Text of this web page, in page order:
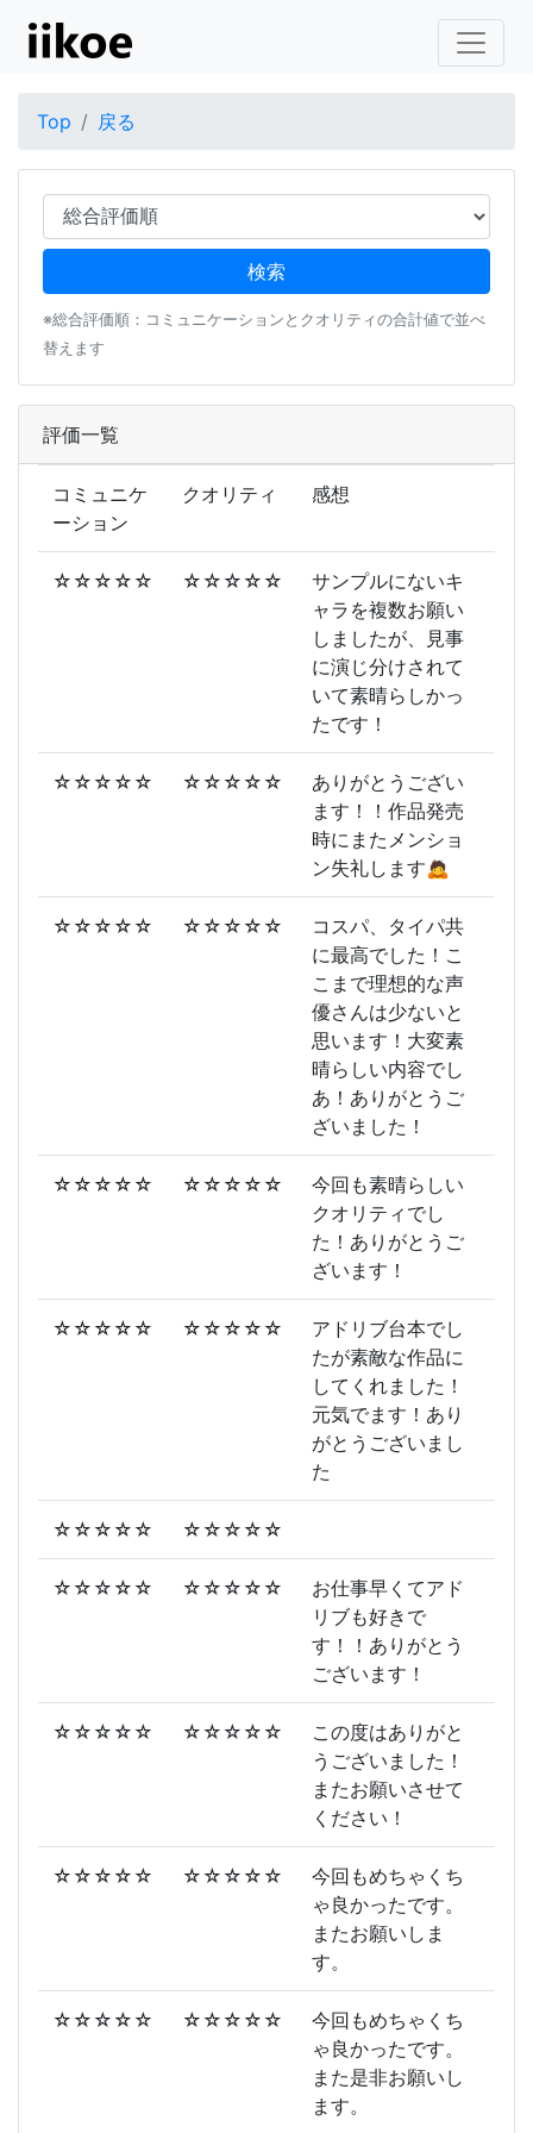
Top 戻る
※総合評価順：コミュニケーションとクオリティの合計値で並べ
替えます
評価一覧
コミュニケ
ーション
クオリティ 感想
☆☆☆☆☆ ☆☆☆☆☆
サンプルにないキ
ャラを複数お願い
しましたが、見事
に演じ分けされて
いて素晴らしかっ
たです！
☆☆☆☆☆ ☆☆☆☆☆
ありがとうござい
ます！！作品発売
時にまたメンショ
ン失礼します🙇
☆☆☆☆☆ ☆☆☆☆☆
コスパ、タイパ共
に最高でした！こ
こまで理想的な声
優さんは少ないと
思います！大変素
晴らしい内容でし
あ！ありがとうご
ざいました！
☆☆☆☆☆ ☆☆☆☆☆
今回も素晴らしい
クオリティでし
た！ありがとうご
ざいます！
☆☆☆☆☆ ☆☆☆☆☆
アドリブ台本でし
たが素敵な作品に
してくれました！
元気でます！あり
がとうございまし
た
☆☆☆☆☆ ☆☆☆☆☆
☆☆☆☆☆ ☆☆☆☆☆
お仕事早くてアド
リブも好きで
す！！ありがとう
ございます！
☆☆☆☆☆ ☆☆☆☆☆
この度はありがと
うございました！
またお願いさせて
ください！
☆☆☆☆☆ ☆☆☆☆☆
今回もめちゃくち
ゃ良かったです。
またお願いしま
す。
☆☆☆☆☆ ☆☆☆☆☆
今回もめちゃくち
ゃ良かったです。
また是非お願いし
ます。